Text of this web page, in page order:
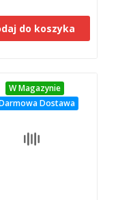
do koszyka
W Magazynie
Dostawa